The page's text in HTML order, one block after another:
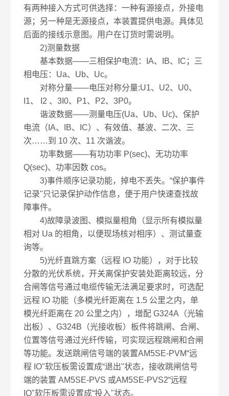
有两种接入方式可供选择：一种有源接点，外接电
源；另一种是无源接点，本装置提供电源。具体见
后面的接线示意图。用户在订货时需说明。
2)测量数据
基本数据——三相保护电流：IA、IB、IC；三
相电压：Ua、Ub、Uc。
对称分量——电压对称分量:U1、U2、U0、
I1、 I2 、3I0、P1、P2、3P0。
谐波数据——测量电压(Ua、Ub、Uc)、保护
电流（IA、IB、IC）、有效值、基波、二次、三
次……到 10 次、11 次谐波。
功率数据——有功功率 P(sec)、无功功率
Q(sec)、功率因数 cos。
3)事件顺序记录功能，掉电不丢失。“保护事件
记录"只记录保护动作信息，便于用户快速查找故
障事件。
4)故障录波图、模拟量相角（显示所有模拟量
相对 Ua 的相角，以便现场核对相序）、测试量查
询等。
5)光纤直跳方案（远程 IO 功能），对于比较
分散的光伏系统，开关离保护安装处距离较远，分
合闸等信号通过电缆传输无法满足要求时，可选配
远程 IO 功能（多模光纤距离在 1.5 公里之内，单
模光纤距离在 20 公里之内），增配 G324A（光输
出板）、G324B（光接收板）板件将跳闸、合闸、
位置等信号通过光纤传输，可实现远程跳闸和合闸
等功能。发送跳闸信号端的装置AM5SE-PVM“远
程 IO"软压板需设置成“退出"状态，接收跳闸信号
端的装置 AM5SE-PVS 或AM5SE-PVS2“远程
IO"软压板需设置成“投入"状态。